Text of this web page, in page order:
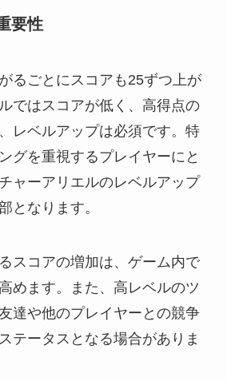
要性
るごとにスコアも25ずつ上が
ではスコアが低く、高得点の
レベルアップは必須です。特
グを重視するプレイヤーにと
ャーアリエルのレベルアップ
となります。
スコアの増加は、ゲーム内で
めます。また、高レベルのツ
達や他のプレイヤーとの競争
テータスとなる場合がありま